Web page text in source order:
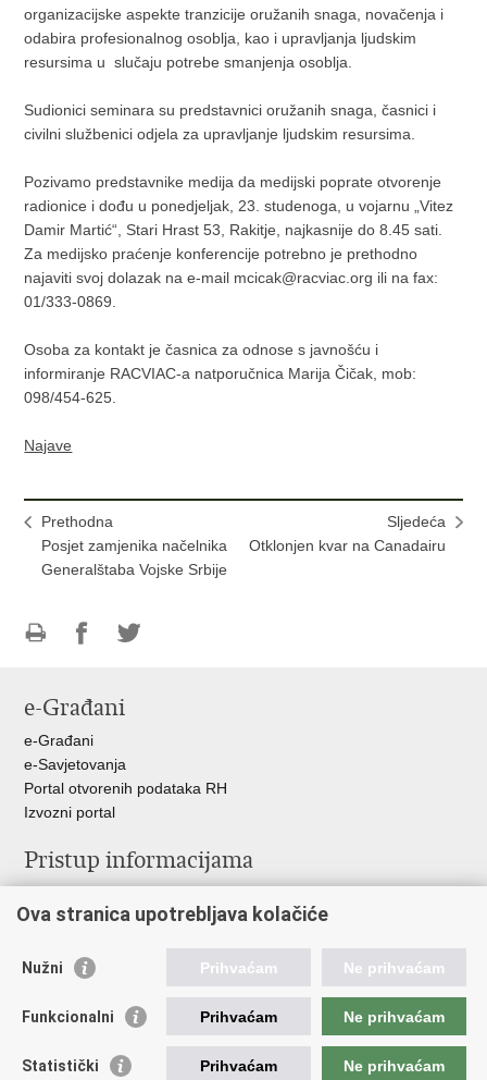
organizacijske aspekte tranzicije oružanih snaga, novačenja i
odabira profesionalnog osoblja, kao i upravljanja ljudskim
resursima u slučaju potrebe smanjenja osoblja.
Sudionici seminara su predstavnici oružanih snaga, časnici i
civilni službenici odjela za upravljanje ljudskim resursima.
Pozivamo predstavnike medija da medijski poprate otvorenje
radionice i dođu u ponedjeljak, 23. studenoga, u vojarnu „Vitez
Damir Martić“, Stari Hrast 53, Rakitje, najkasnije do 8.45 sati.
Za medijsko praćenje konferencije potrebno je prethodno
najaviti svoj dolazak na e-mail mcicak@racviac.org ili na fax:
01/333-0869.
Osoba za kontakt je časnica za odnose s javnošću i
informiranje RACVIAC-a natporučnica Marija Čičak, mob:
098/454-625.
Najave
Prethodna
Posjet zamjenika načelnika
Generalštaba Vojske Srbije
Sljedeća
Otklonjen kvar na Canadairu
FacebookuTwitteru
e-Građani
e-Građani
e-Savjetovanja
Portal otvorenih podataka RH
Izvozni portal
Pristup informacijama
Izjava o pristupačnosti
Ravnopravnost spolova u MORH-u i OSRH
Važne poveznice
Vlada RH
Ova stranica upotrebljava kolačiće
Nužni Prihvaćam Ne prihvaćam
Funkcionalni Prihvaćam Ne prihvaćam
Statistički Prihvaćam Ne prihvaćam